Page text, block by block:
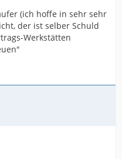
(ich hoffe in sehr sehr
der ist selber Schuld
Werkstätten